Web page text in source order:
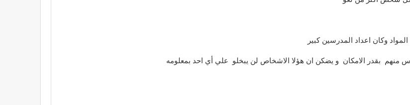
وكان اعداد المدرسين كبير
منهم بقدر الامكان و يضكن ان هؤلا الاشخاص لن يبخلو علي أي احد بمعلومه